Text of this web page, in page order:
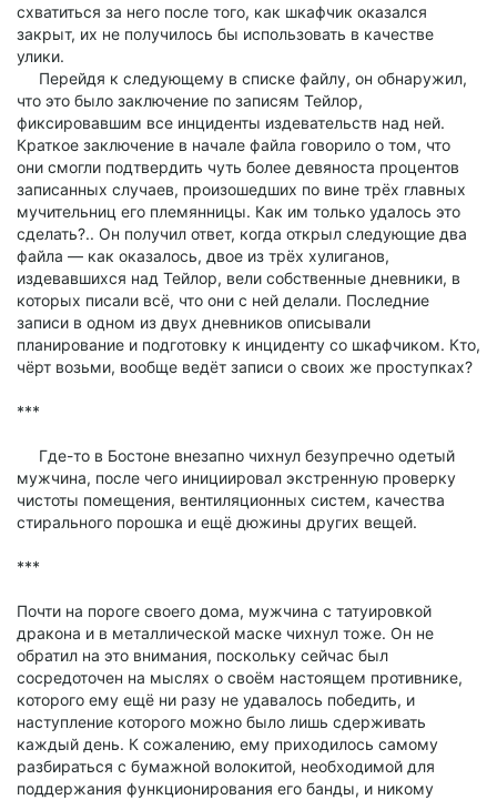
схватиться за него после того, как шкафчик оказался
закрыт, их не получилось бы использовать в качестве
улики.
Перейдя к следующему в списке файлу, он обнаружил,
что это было заключение по записям Тейлор,
фиксировавшим все инциденты издевательств над ней.
Краткое заключение в начале файла говорило о том, что
они смогли подтвердить чуть более девяноста процентов
записанных случаев, произошедших по вине трёх главных
мучительниц его племянницы. Как им только удалось это
сделать?.. Он получил ответ, когда открыл следующие два
файла — как оказалось, двое из трёх хулиганов,
издевавшихся над Тейлор, вели собственные дневники, в
которых писали всё, что они с ней делали. Последние
записи в одном из двух дневников описывали
планирование и подготовку к инциденту со шкафчиком. Кто,
чёрт возьми, вообще ведёт записи о своих же проступках?
***
Где-то в Бостоне внезапно чихнул безупречно одетый
мужчина, после чего инициировал экстренную проверку
чистоты помещения, вентиляционных систем, качества
стирального порошка и ещё дюжины других вещей.
***
Почти на пороге своего дома, мужчина с татуировкой
дракона и в металлической маске чихнул тоже. Он не
обратил на это внимания, поскольку сейчас был
сосредоточен на мыслях о своём настоящем противнике,
которого ему ещё ни разу не удавалось победить, и
наступление которого можно было лишь сдерживать
каждый день. К сожалению, ему приходилось самому
разбираться с бумажной волокитой, необходимой для
поддержания функционирования его банды, и никому